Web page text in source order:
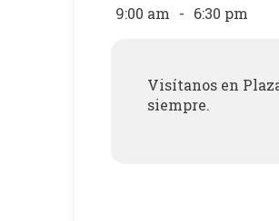
9:00 am - 6:30 pm
Visítanos en
siempre.